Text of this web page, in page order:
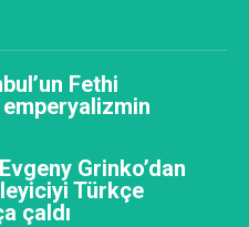
Fethi
Grinko’dan
Türkçe
çaldı